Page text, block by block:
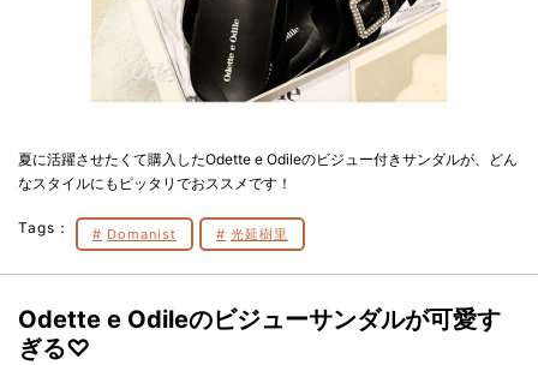
夏に活躍させたくて購入したOdette e Odileのビジュー付きサンダルが、どん
なスタイルにもピッタリでおススメです！
Tags： Domanist 光延樹里
Odette e Odileのビジューサンダルが可愛す
ぎる♡